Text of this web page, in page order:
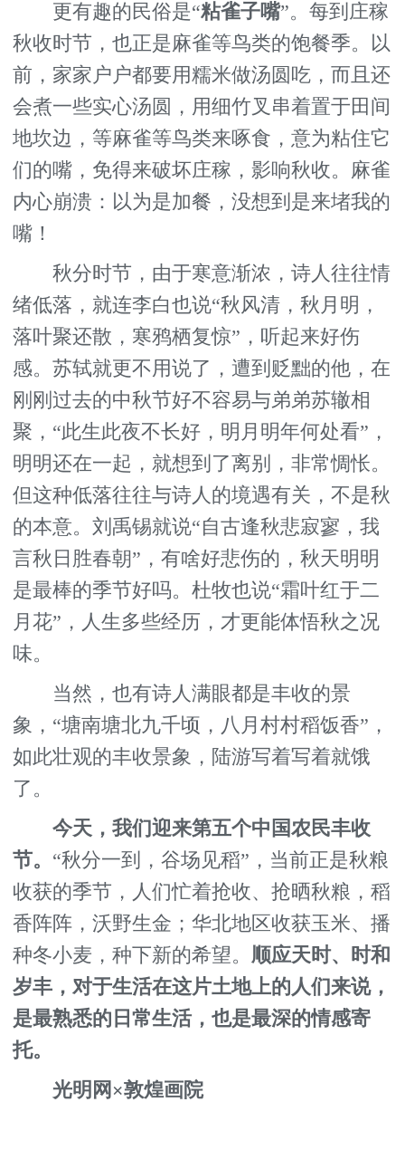
更有趣的民俗是“粘雀子嘴”。每到庄稼
秋收时节，也正是麻雀等鸟类的饱餐季。以
前，家家户户都要用糯米做汤圆吃，而且还
会煮一些实心汤圆，用细竹叉串着置于田间
地坎边，等麻雀等鸟类来啄食，意为粘住它
们的嘴，免得来破坏庄稼，影响秋收。麻雀
内心崩溃：以为是加餐，没想到是来堵我的
嘴！
秋分时节，由于寒意渐浓，诗人往往情
绪低落，就连李白也说“秋风清，秋月明，
落叶聚还散，寒鸦栖复惊”，听起来好伤
感。苏轼就更不用说了，遭到贬黜的他，在
刚刚过去的中秋节好不容易与弟弟苏辙相
聚，“此生此夜不长好，明月明年何处看”，
明明还在一起，就想到了离别，非常惆怅。
但这种低落往往与诗人的境遇有关，不是秋
的本意。刘禹锡就说“自古逢秋悲寂寥，我
言秋日胜春朝”，有啥好悲伤的，秋天明明
是最棒的季节好吗。杜牧也说“霜叶红于二
月花”，人生多些经历，才更能体悟秋之况
味。
当然，也有诗人满眼都是丰收的景
象，“塘南塘北九千顷，八月村村稻饭香”，
如此壮观的丰收景象，陆游写着写着就饿
了。
今天，我们迎来第五个中国农民丰收
节。 “秋分一到，谷场见稻”，当前正是秋粮
收获的季节，人们忙着抢收、抢晒秋粮，稻
香阵阵，沃野生金；华北地区收获玉米、播
种冬小麦，种下新的希望。 顺应天时、时和
岁丰，对于生活在这片土地上的人们来说，
是最熟悉的日常生活，也是最深的情感寄
托。
光明网×敦煌画院